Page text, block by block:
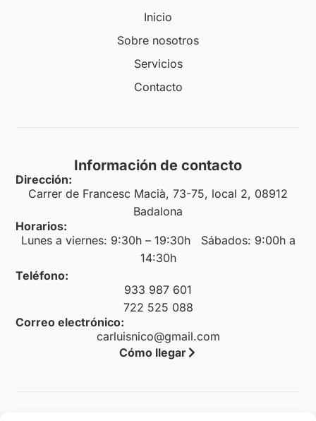
Inicio
Sobre nosotros
Servicios
Contacto
Información de contacto
Dirección:
Carrer de Francesc Macià, 73-75, local 2, 08912
Badalona
Horarios:
Lunes a viernes: 9:30h – 19:30h Sábados: 9:00h a
14:30h
Teléfono:
933 987 601
722 525 088
Correo electrónico:
carluisnico@gmail.com
Cómo llegar